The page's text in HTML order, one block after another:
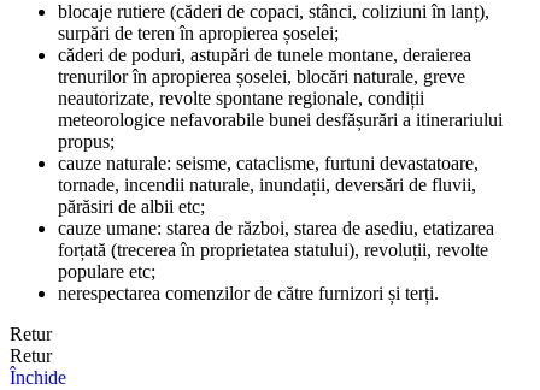
blocaje rutiere (căderi de copaci, stânci, coliziuni în lanț),
surpări de teren în apropierea șoselei;
căderi de poduri, astupări de tunele montane, deraierea
trenurilor în apropierea șoselei, blocări naturale, greve
neautorizate, revolte spontane regionale, condiții
meteorologice nefavorabile bunei desfășurări a itinerariului
propus;
cauze naturale: seisme, cataclisme, furtuni devastatoare,
tornade, incendii naturale, inundații, deversări de fluvii,
părăsiri de albii etc;
cauze umane: starea de război, starea de asediu, etatizarea
forțată (trecerea în proprietatea statului), revoluții, revolte
populare etc;
nerespectarea comenzilor de către furnizori și terți.
Retur
Retur
Închide